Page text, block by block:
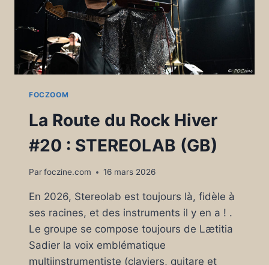
FOCZOOM
La Route du Rock Hiver
#20 : STEREOLAB (GB)
Parfoczine.com 16 mars 2026
En 2026, Stereolab est toujours là, fidèle à
ses racines, et des instruments il y en a ! .
Le groupe se compose toujours de Lætitia
Sadier la voix emblématique
multiinstrumentiste (claviers, guitare et